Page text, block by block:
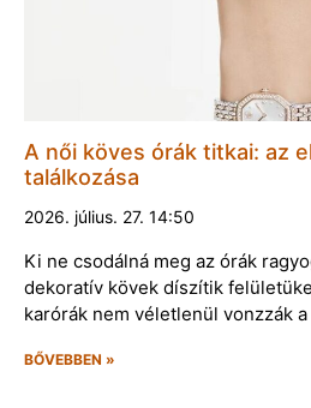
A női köves órák titkai: az
találkozása
2026. július. 27. 14:50
Ki ne csodálná meg az órák
dekoratív kövek díszítik
karórák nem véletlenül vonzzák
BŐVEBBEN »